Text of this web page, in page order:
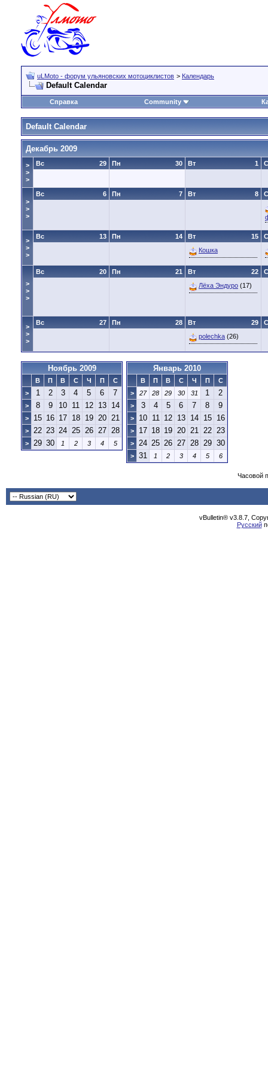
uLMoto - форум ульяновских мотоциклистов > Календарь
Default Calendar
Справка Community
Default Calendar
Декабрь 2009
>
>
>
29
Вс 30
Пн 1
Вт
>
>
>
6
Вс 7
Пн 8
Вт
>
>
>
13
Вс 14
Пн 15
Вт
Кошка
>
>
>
20
Вс 21
Пн 22
Вт
Лёха Эндуро (17)
>
>
>
27
Вс 28
Пн 29
Вт
polechka (26)
Ноябрь 2009
В П В С Ч П
С
>
1 2 3 4 5 6 7
> 8 9 10 11 12 13 14
> 15 16 17 18 19 20 21
> 22 23 24 25 26 27 28
> 29 30 1 2 3 4 5
Январь 2010
В П В С Ч П
С
>
27 28 29 30 31 1 2
> 3 4 5 6 7 8 9
> 10 11 12 13 14 15 16
> 17 18 19 20 21 22 23
> 24 25 26 27 28 29 30
> 31 1 2 3 4 5 6
Часовой
vBulletin® v3.8.7,
Русский